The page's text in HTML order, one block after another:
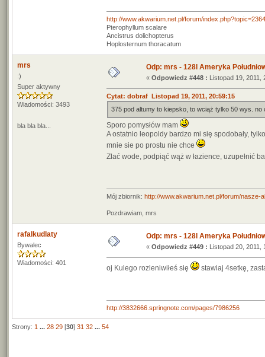
http://www.akwarium.net.pl/forum/
Pterophyllum scalare
Ancistrus dolichopterus
Hoplosternum thoracatum
mrs
:)
Super aktywny
Wiadomości: 3493
bla bla bla...
Odp: mrs - 128l Ameryka
« Odpowiedz #448 : Listopad 19, 2011,
Cytat: dobraf Listopad 19, 2011, 20:59:15
375 pod altumy to kiepsko, to wciąż tylko 50 wys.
Sporo pomysłów mam
A ostatnio leopoldy bardzo mi się spodobały,
mnie sie po prostu nie chce
Zlać wode, podpiąć wąż w łazience, uzupełnić
Mój zbiornik: http://www.akwarium.net.pl/forum/
Pozdrawiam, mrs
rafalkudlaty
Bywalec
Wiadomości: 401
Odp: mrs - 128l Ameryka
« Odpowiedz #449 : Listopad 20, 2011,
oj Kulego rozleniwiłeś się stawiaj 4setkę,
http://3832666.springnote.com/pages/7986256
Strony: 1 ... 28 29 [30] 31 32 ... 54